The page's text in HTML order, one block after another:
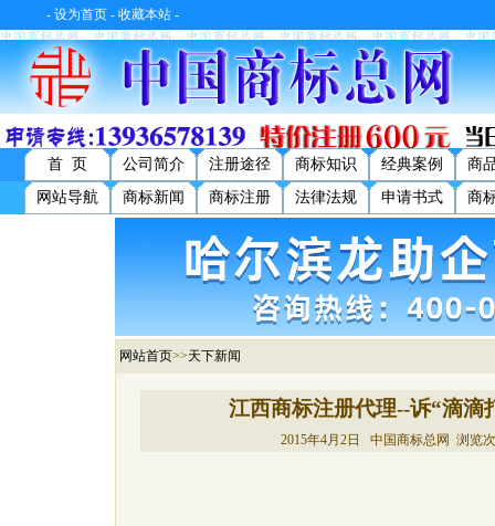
- 设为首页 - 收藏本站 -
首 页 公司简介 注册途径 商标知识 经典案例
商
网站导航
商标新闻 商标注册 法律法规 申请书式 商
网站首页>>天下新闻
江西商标注册代理--诉“滴滴
2015年4月2日 中国商标总网 浏览